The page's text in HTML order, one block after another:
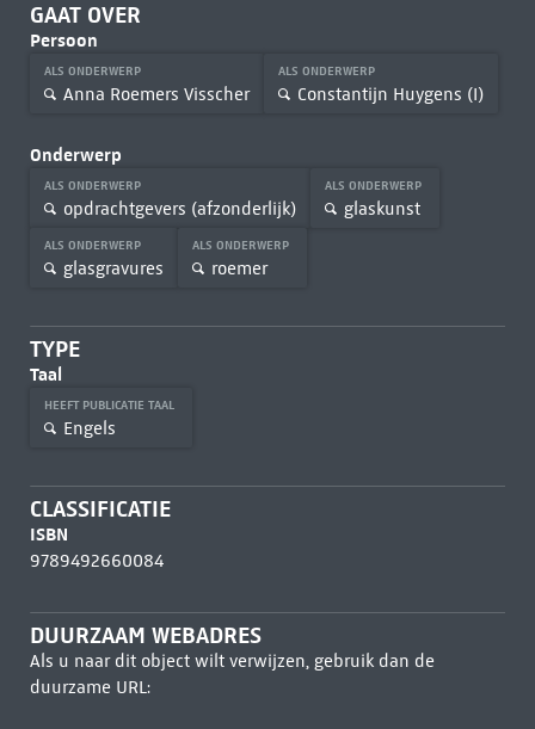
GAAT OVER
Persoon
ALS ONDERWERP
Anna Roemers Visscher
ALS ONDERWERP
Constantijn Huygens (I)
Onderwerp
ALS ONDERWERP
opdrachtgevers (afzonderlijk)
ALS ONDERWERP
glaskunst
ALS ONDERWERP
glasgravures
ALS ONDERWERP
roemer
TYPE
Taal
HEEFT PUBLICATIE TAAL
Engels
CLASSIFICATIE
ISBN
9789492660084
DUURZAAM WEBADRES
Als u naar dit object wilt verwijzen, gebruik dan de
duurzame URL: